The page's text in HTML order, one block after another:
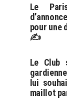
Le
pour une
✍️
Le Club
lui
maillot